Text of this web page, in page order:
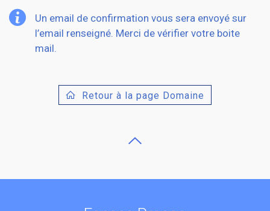
Un email de confirmation vous sera envoyé sur
l’email renseigné. Merci de vérifier votre boite
mail.
Retour à la page Domaine